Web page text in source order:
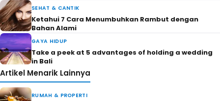
SEHAT & CANTIK
Ketahui 7 Cara Menumbuhkan Rambut dengan
Bahan Alami
GAYA HIDUP
Take a peek at 5 advantages of holding a wedding
in Bali
Artikel Menarik Lainnya
RUMAH & PROPERTI